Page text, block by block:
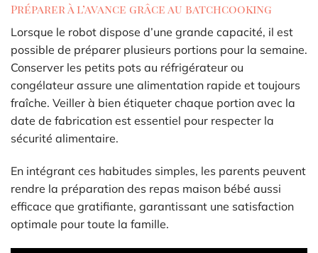
Préparer à l’avance grâce au batchcooking
Lorsque le robot dispose d’une grande capacité, il est
possible de préparer plusieurs portions pour la semaine.
Conserver les petits pots au réfrigérateur ou
congélateur assure une alimentation rapide et toujours
fraîche. Veiller à bien étiqueter chaque portion avec la
date de fabrication est essentiel pour respecter la
sécurité alimentaire.
En intégrant ces habitudes simples, les parents peuvent
rendre la préparation des repas maison bébé aussi
efficace que gratifiante, garantissant une satisfaction
optimale pour toute la famille.